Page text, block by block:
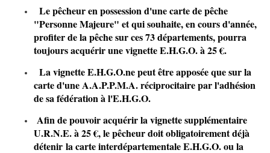
Le pêcheur en possession d'une carte de pêche
"Personne Majeure" et qui souhaite, en cours d'année,
profiter de la pêche sur ces 73 départements, pourra
toujours acquérir une vignette E.H.G.O. à 25 €.
La vignette E.H.G.O.nepeut êtreapposéequesur la
carte d'uneA.A.P.P.M.A. réciprocitairepar l'adhésion
de sa fédération à l'E.H.G.O.
Afin de pouvoir acquérir la vignette supplémentaire
U.R.N.E. à 25 €, le pêcheur doit obligatoirement déjà
détenir la carte interdépartementale E.H.G.O. ou la